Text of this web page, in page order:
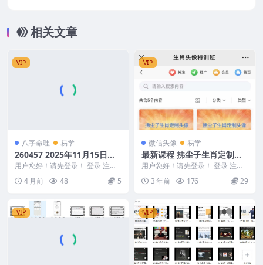
相关文章
VIP
八字命理 易学
260457 2025年11月15日夜
晚真传直播光明师分享龙虎山
真传八字组合配置的不传之
秘，以及十天干喜忌、十二地
用户您好！请先登录！ 登录 注册
2025年11月15日夜晚真传直播光
明师分享龙...
4 月前 48 5
VIP
微信头像 易学
最新课程 拂尘子生肖定制开
运头像特训班
用户您好！请先登录！ 登录 注册
全网首发拂尘子生肖定制开运头像
特训班 Y230...
3 年前 176 29
VIP VIP